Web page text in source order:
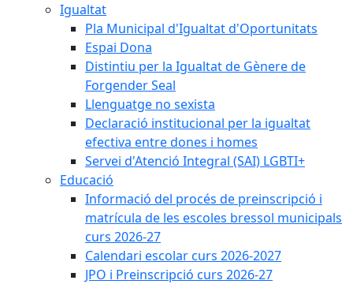
Igualtat
Pla Municipal d'Igualtat d'Oportunitats
Espai Dona
Distintiu per la Igualtat de Gènere de
Forgender Seal
Llenguatge no sexista
Declaració institucional per la igualtat
efectiva entre dones i homes
Servei d'Atenció Integral (SAI) LGBTI+
Educació
Informació del procés de preinscripció i
matrícula de les escoles bressol municipals
curs 2026-27
Calendari escolar curs 2026-2027
JPO i Preinscripció curs 2026-27